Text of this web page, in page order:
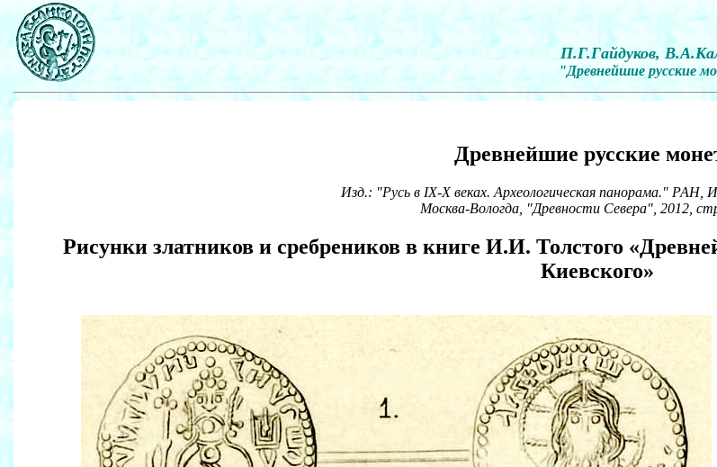
П.Г.Гайдуков,
"Древнейшие русские
Древнейшие русские
Изд.: "Русь в IX-X веках. Археологическая панорама." РАН,
Москва-Вологда, "Древности Севера", 2012,
Рисунки златников и сребреников в книге И.И. Толстого
Киевского»